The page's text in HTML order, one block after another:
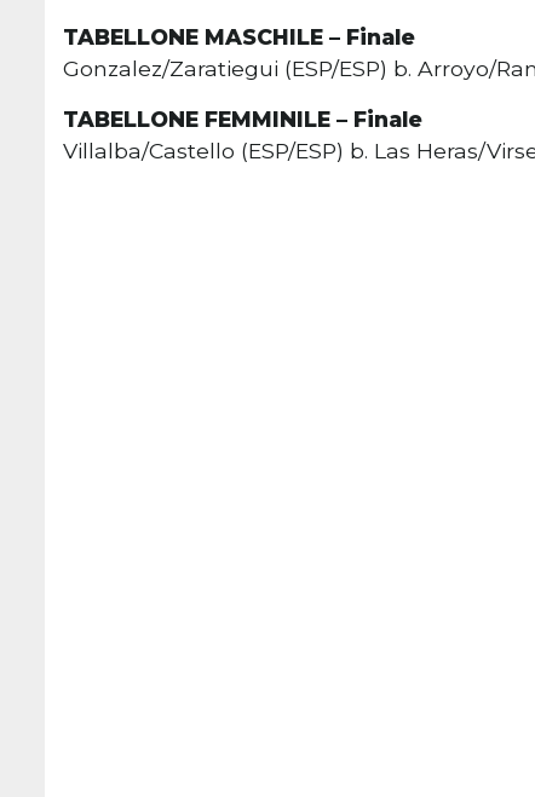
TABELLONE MASCHILE – Finale
Gonzalez/Zaratiegui (ESP/ESP) b. Arroyo/
TABELLONE FEMMINILE – Finale
Villalba/Castello (ESP/ESP) b. Las Heras/